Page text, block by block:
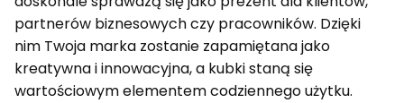
partnerów biznesowych czy pracowników. Dzięki
nim Twoja marka zostanie zapamiętana jako
kreatywna i innowacyjna, a kubki staną się
wartościowym elementem codziennego użytku.